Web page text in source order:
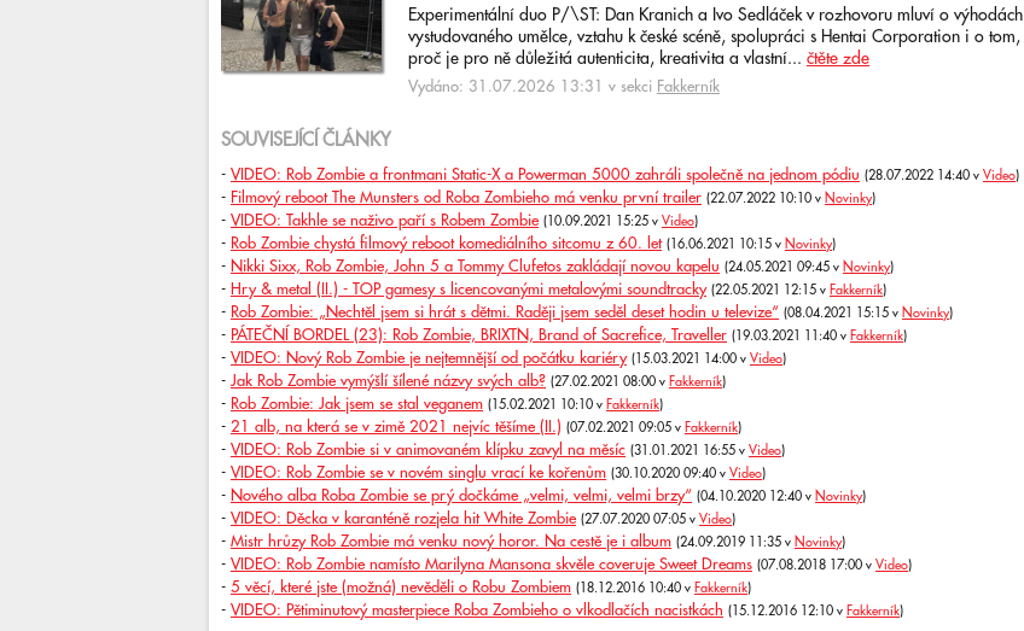
Experimentální duo P/\ST: Dan Kranich a Ivo Sedláček v rozhovoru mluví o výhodách
vystudovaného umělce, vztahu k české scéně, spolupráci s Hentai Corporation i o tom,
proč je pro ně důležitá autenticita, kreativita a vlastní... čtěte zde
Vydáno: 31.07.2026 13:31 v sekci Fakkerník
SOUVISEJÍCÍ ČLÁNKY
- VIDEO: Rob Zombie a frontmani Static-X a Powerman 5000 zahráli společně na jednom pódiu (28.07.2022 14:40 v Video)
- Filmový reboot The Munsters od Roba Zombieho má venku první trailer (22.07.2022 10:10 v Novinky)
- VIDEO: Takhle se naživo paří s Robem Zombie (10.09.2021 15:25 v Video)
- Rob Zombie chystá filmový reboot komediálního sitcomu z 60. let (16.06.2021 10:15 v Novinky)
- Nikki Sixx, Rob Zombie, John 5 a Tommy Clufetos zakládají novou kapelu (24.05.2021 09:45 v Novinky)
- Hry & metal (II.) - TOP gamesy s licencovanými metalovými soundtracky (22.05.2021 12:15 v Fakkerník)
- Rob Zombie: „Nechtěl jsem si hrát s dětmi. Raději jsem seděl deset hodin u televize“ (08.04.2021 15:15 v Novinky)
- PÁTEČNÍ BORDEL (23): Rob Zombie, BRIXTN, Brand of Sacrefice, Traveller (19.03.2021 11:40 v Fakkerník)
- VIDEO: Nový Rob Zombie je nejtemnější od počátku kariéry (15.03.2021 14:00 v Video)
- Jak Rob Zombie vymýšlí šílené názvy svých alb? (27.02.2021 08:00 v Fakkerník)
- Rob Zombie: Jak jsem se stal veganem (15.02.2021 10:10 v Fakkerník)
- 21 alb, na která se v zimě 2021 nejvíc těšíme (II.) (07.02.2021 09:05 v Fakkerník)
- VIDEO: Rob Zombie si v animovaném klípku zavyl na měsíc (31.01.2021 16:55 v Video)
- VIDEO: Rob Zombie se v novém singlu vrací ke kořenům (30.10.2020 09:40 v Video)
- Nového alba Roba Zombie se prý dočkáme „velmi, velmi, velmi brzy“ (04.10.2020 12:40 v Novinky)
- VIDEO: Děcka v karanténě rozjela hit White Zombie (27.07.2020 07:05 v Video)
- Mistr hrůzy Rob Zombie má venku nový horor. Na cestě je i album (24.09.2019 11:35 v Novinky)
- VIDEO: Rob Zombie namísto Marilyna Mansona skvěle coveruje Sweet Dreams (07.08.2018 17:00 v Video)
- 5 věcí, které jste (možná) nevěděli o Robu Zombiem (18.12.2016 10:40 v Fakkerník)
- VIDEO: Pětiminutový masterpiece Roba Zombieho o vlkodlačích nacistkách (15.12.2016 12:10 v Fakkerník)